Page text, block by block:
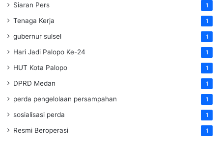
Siaran Pers 1
Tenaga Kerja 1
gubernur sulsel 1
Hari Jadi Palopo Ke-24 1
HUT Kota Palopo 1
DPRD Medan 1
perda pengelolaan persampahan 1
sosialisasi perda 1
Resmi Beroperasi 1